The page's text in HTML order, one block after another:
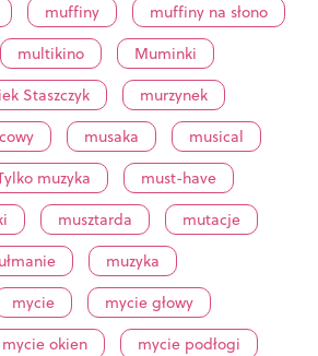
muffiny
muffiny na słono
multikino
Muminki
Staszczyk
murzynek
musaka
musical
muzyka
must-have
musztarda
mutacje
muzyka
mycie
mycie głowy
mycie okien
mycie podłogi